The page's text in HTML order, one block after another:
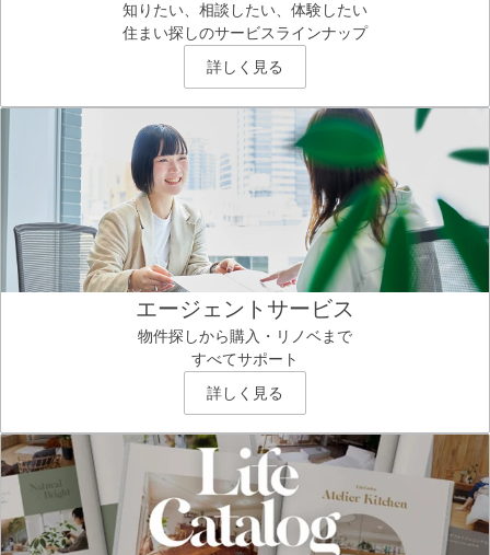
知りたい、相談したい、体験したい
住まい探しのサービスラインナップ
詳しく見る
エージェントサービス
物件探しから購入・リノベまで
すべてサポート
詳しく見る